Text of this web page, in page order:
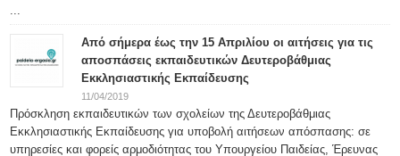
...
Από σήμερα έως την 15 Απριλίου οι αιτήσεις για τις
αποσπάσεις εκπαιδευτικών Δευτεροβάθμιας
Εκκλησιαστικής Εκπαίδευσης
11/04/2019
Πρόσκληση εκπαιδευτικών των σχολείων της Δευτεροβάθμιας
Εκκλησιαστικής Εκπαίδευσης για υποβολή αιτήσεων απόσπασης: σε
υπηρεσίες και φορείς αρμοδιότητας του Υπουργείου Παιδείας, Έρευνας